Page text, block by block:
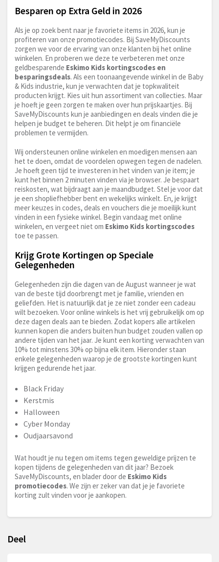
Besparen op Extra Geld in 2026
Als je op zoek bent naar je favoriete items in 2026, kun je
profiteren van onze promotiecodes. Bij SaveMyDiscounts
zorgen we voor de ervaring van onze klanten bij het online
winkelen. En proberen we deze te verbeteren met onze
geldbesparende Eskimo Kids kortingscodes en
besparingsdeals. Als een toonaangevende winkel in de Baby
& Kids industrie, kun je verwachten dat je topkwaliteit
producten krijgt. Kies uit hun assortiment van collecties. Maar
je hoeft je geen zorgen te maken over hun prijskaartjes. Bij
SaveMyDiscounts kun je aanbiedingen en deals vinden die je
helpen je budget te beheren. Dit helpt je om financiële
problemen te vermijden.
Wij ondersteunen online winkelen en moedigen mensen aan
het te doen, omdat de voordelen opwegen tegen de nadelen.
Je hoeft geen tijd te investeren in het vinden van je item; je
kunt het binnen 2 minuten vinden via je browser. Je bespaart
reiskosten, wat bijdraagt aan je maandbudget. Stel je voor dat
je een shopliefhebber bent en wekelijks winkelt. En, je krijgt
meer keuzes in codes, deals en vouchers die je moeilijk kunt
vinden in een fysieke winkel. Begin vandaag met online
winkelen, en vergeet niet om Eskimo Kids kortingscodes
toe te passen.
Krijg Grote Kortingen op Speciale
Gelegenheden
Gelegenheden zijn die dagen van de August wanneer je wat
van de beste tijd doorbrengt met je familie, vrienden en
geliefden. Het is natuurlijk dat je ze niet zonder een cadeau
wilt bezoeken. Voor online winkels is het vrij gebruikelijk om op
deze dagen deals aan te bieden. Zodat kopers alle artikelen
kunnen kopen die anders buiten hun budget zouden vallen op
andere tijden van het jaar. Je kunt een korting verwachten van
10% tot minstens 30% op bijna elk item. Hieronder staan
enkele gelegenheden waarop je de grootste kortingen kunt
krijgen gedurende het jaar.
Black Friday
Kerstmis
Halloween
Cyber Monday
Oudjaarsavond
Wat houdt je nu tegen om items tegen geweldige prijzen te
kopen tijdens de gelegenheden van dit jaar? Bezoek
SaveMyDiscounts, en blader door de Eskimo Kids
promotiecodes. We zijn er zeker van dat je je favoriete
korting zult vinden voor je aankopen.
Deel